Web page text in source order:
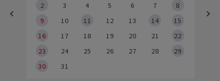
2
3 4 5 6 7
8
9
10 11 12 13 14
15
16
17 18 19 20 21
22
23
24 25 26 27 28
29
30
31